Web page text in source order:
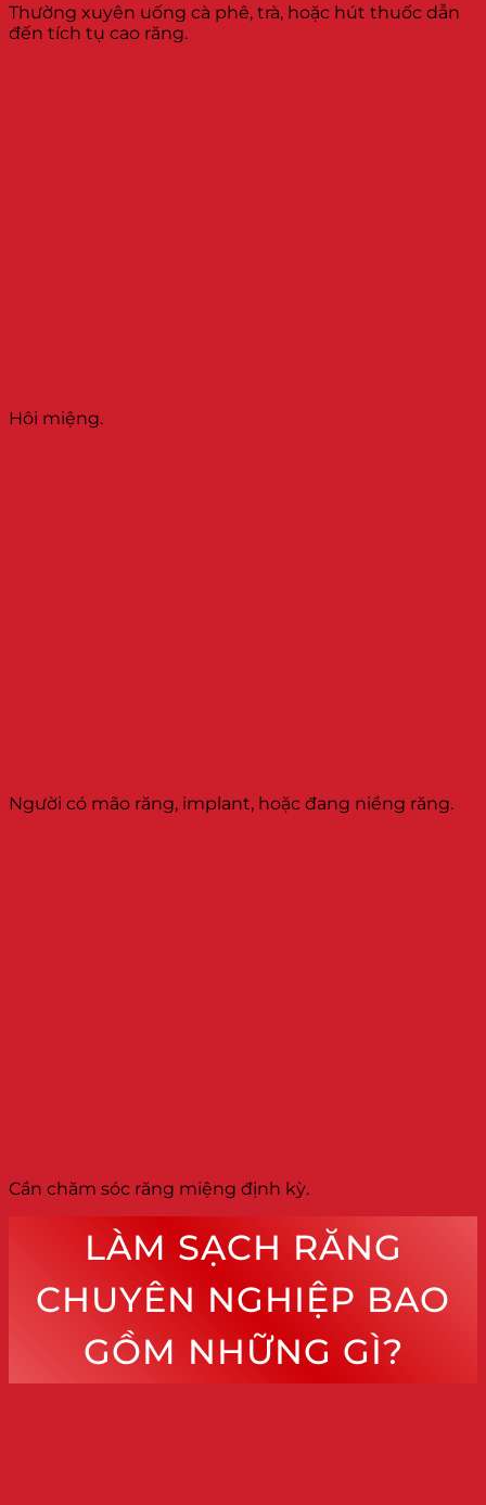
Thường xuyên uống cà phê, trà, hoặc hút thuốc dẫn
đến tích tụ cao răng.
Hôi miệng.
Người có mão răng, implant, hoặc đang niềng răng.
Cần chăm sóc răng miệng định kỳ.
LÀM SẠCH RĂNG
CHUYÊN NGHIỆP BAO
GỒM NHỮNG GÌ?